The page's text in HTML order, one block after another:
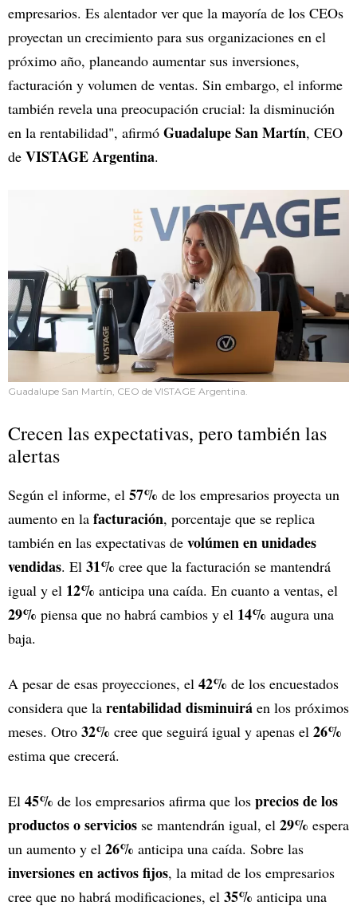
empresarios. Es alentador ver que la mayoría de los CEOs
proyectan un crecimiento para sus organizaciones en el
próximo año, planeando aumentar sus inversiones,
facturación y volumen de ventas. Sin embargo, el informe
también revela una preocupación crucial: la disminución
en la rentabilidad", afirmó Guadalupe San Martín, CEO
de VISTAGE Argentina.
Guadalupe San Martín, CEO de VISTAGE Argentina.
Crecen las expectativas, pero también las
alertas
Según el informe, el 57% de los empresarios proyecta un
aumento en la facturación, porcentaje que se replica
también en las expectativas de volúmen en unidades
vendidas. El 31% cree que la facturación se mantendrá
igual y el 12% anticipa una caída. En cuanto a ventas, el
29% piensa que no habrá cambios y el 14% augura una
baja.
A pesar de esas proyecciones, el 42% de los encuestados
considera que la rentabilidad disminuirá en los próximos
meses. Otro 32% cree que seguirá igual y apenas el 26%
estima que crecerá.
El 45% de los empresarios afirma que los precios de los
productos o servicios se mantendrán igual, el 29% espera
un aumento y el 26% anticipa una caída. Sobre las
inversiones en activos fijos, la mitad de los empresarios
cree que no habrá modificaciones, el 35% anticipa una